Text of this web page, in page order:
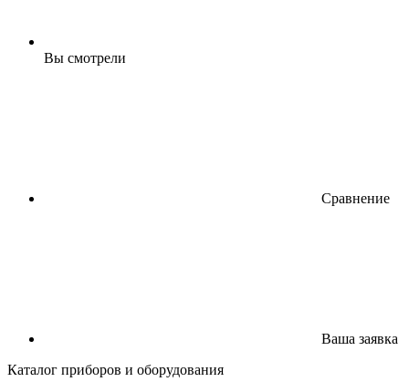
Вы смотрели
Сравнение
Ваша заявка
Каталог приборов и оборудования